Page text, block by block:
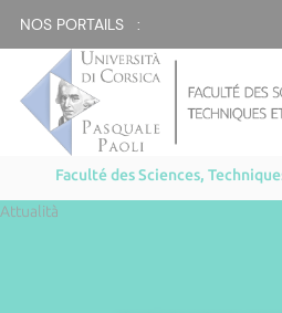
NOS PORTAILS :
Faculté des Sciences,
Attualità